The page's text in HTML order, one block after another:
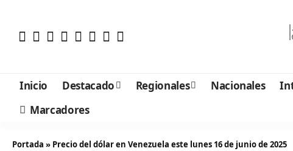
Inicio Destacado Regionales Nacionales
Marcadores
Portada » Precio del dólar en Venezuela este lunes 16 de junio de 2025